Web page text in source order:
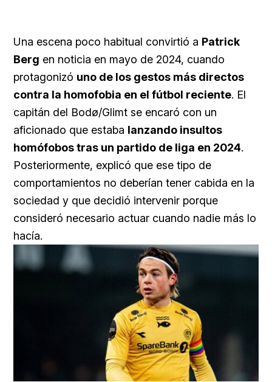
Una escena poco habitual convirtió a Patrick
Berg en noticia en mayo de 2024, cuando
protagonizó uno de los gestos más directos
contra la homofobia en el fútbol reciente. El
capitán del Bodø/Glimt se encaró con un
aficionado que estaba lanzando insultos
homófobos tras un partido de liga en 2024.
Posteriormente, explicó que ese tipo de
comportamientos no deberían tener cabida en la
sociedad y que decidió intervenir porque
consideró necesario actuar cuando nadie más lo
hacía.